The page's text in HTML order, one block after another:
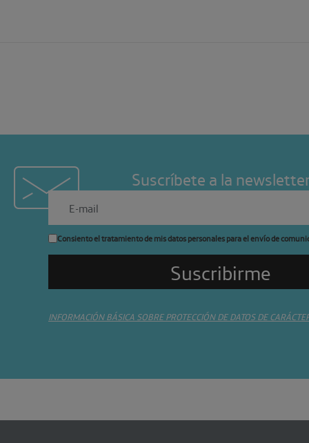
Suscríbete a la
Consiento el tratamiento de mis datos personales para el envío de
INFORMACIÓN BÁSICA SOBRE PROTECCIÓN DE DATOS DE